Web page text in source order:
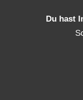
Du hast